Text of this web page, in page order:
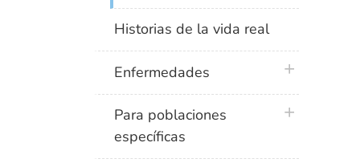
Historias de la vida real
Enfermedades plus icon
Para poblaciones
específicas
plus icon